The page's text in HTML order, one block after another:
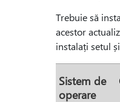
Trebuie să
acestor
instalați setul
Sistem de
operare